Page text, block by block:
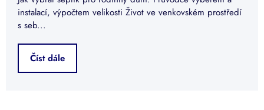
instalací, výpočtem velikosti Život ve venkovském prostředí
s seb...
Číst dále